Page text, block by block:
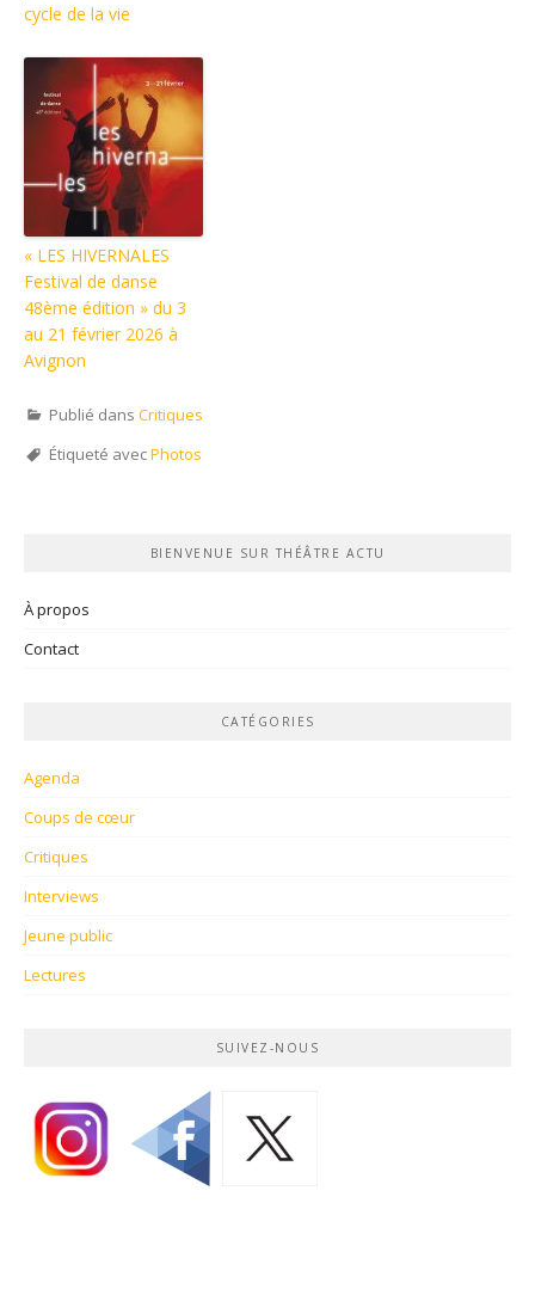
cycle de la vie
« LES HIVERNALES
Festival de danse
48ème édition » du 3
au 21 février 2026 à
Avignon
Publié dans Critiques
Étiqueté avecPhotos
BIENVENUE SUR THÉÂTRE ACTU
À propos
Contact
CATÉGORIES
Agenda
Coups de cœur
Critiques
Interviews
Jeune public
Lectures
SUIVEZ-NOUS